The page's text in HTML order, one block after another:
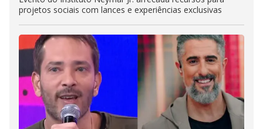
projetos sociais com lances e experiências exclusivas